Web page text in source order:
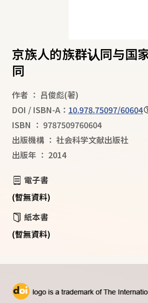
京族人的族群认同与国
同
作者 ： 吕俊彪(著)
DOI / ISBN-A： 10.978.75097/60604
ISBN ： 9787509760604
出版機構 ： 社会科学文献出版社
出版年 ： 2014
電子書
(暫無資料)
紙本書
(暫無資料)